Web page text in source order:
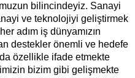
bilincindeyiz. Sanayi
ve teknolojiyi geliştirmek
adım iş dünyamızın
destekler önemli ve hedefe
özellikle ifade etmekte
bizim gibi gelişmekte